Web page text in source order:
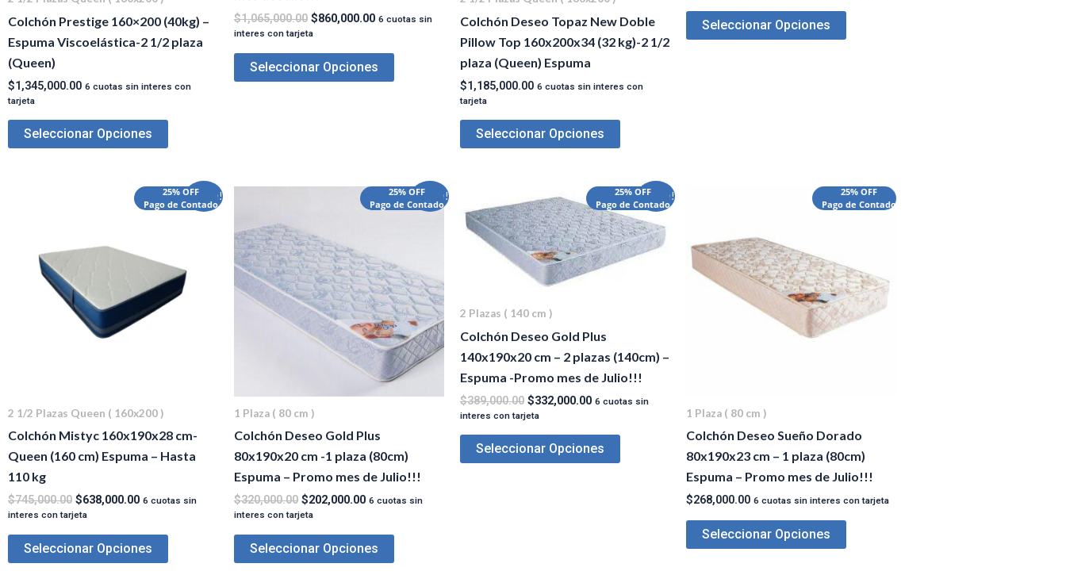
Colchón Prestige 160×200 (40kg) –
Espuma Viscoelástica-2 1/2 plaza
(Queen)
$1,345,000.00 6 cuotas sin interes con
tarjeta
Seleccionar Opciones
$1,065,000.00 $860,000.00 6 cuotas sin
interes con tarjeta
Seleccionar Opciones
Colchón Deseo Topaz New Doble
Pillow Top 160x200x34 (32 kg)-2 1/2
plaza (Queen) Espuma
$1,185,000.00 6 cuotas sin interes con
tarjeta
Seleccionar Opciones
Seleccionar Opciones
¡Oferta!
25% OFF
Pago de Contado
2 1/2 Plazas Queen ( 160x200 )
Colchón Mistyc 160x190x28 cm-
Queen (160 cm) Espuma – Hasta
110 kg
$745,000.00
$745,000.00.
$638,000.00
El
precio
6 cuotas sin
interes con tarjeta
Seleccionar Opciones
¡Oferta!
25% OFF
Pago de Contado
1 Plaza ( 80 cm )
Colchón Deseo Gold Plus
80x190x20 cm -1 plaza (80cm)
Espuma – Promo mes de Julio!!!
$320,000.00
era:
$320,000.00.
$202,000.00
El
precio
6 cuotas sin
interes con tarjeta
Seleccionar Opciones
¡Oferta!
25% OFF
Pago de Contado
2 Plazas ( 140 cm )
Colchón Deseo Gold Plus
140x190x20 cm – 2 plazas (140cm) –
Espuma -Promo mes de Julio!!!
$389,000.00
precio
original
era:
$389,000.00.
$332,000.00
El
precio
actual
es:
$332,000.00.
6 cuotas sin
interes con tarjeta
Seleccionar Opciones
25% OFF
Pago de Contado
1 Plaza ( 80 cm )
Colchón Deseo Sueño Dorado
80x190x23 cm – 1 plaza (80cm)
Espuma – Promo mes de Julio!!!
$268,000.00 6 cuotas sin interes con tarjeta
Seleccionar Opciones